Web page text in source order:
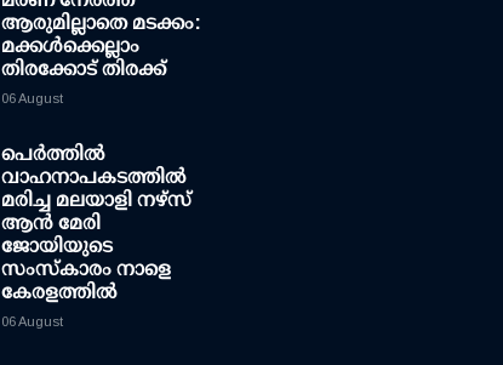
ആരുമില്ലാതെ മടക്കം:
മക്കള്‍ക്കെല്ലാം
തിരക്കോട് തിരക്ക്
06 August
പെർത്തിൽ
വാഹനാപകടത്തിൽ
മരിച്ച മലയാളി നഴ്സ്
ആൻ മേരി
ജോയിയുടെ
സംസ്കാരം നാളെ
കേരളത്തിൽ
06 August